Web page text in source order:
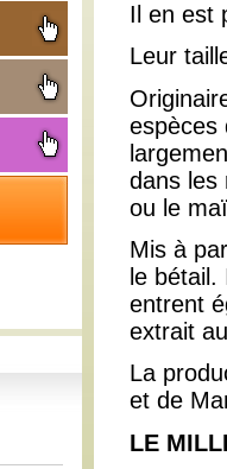
Il en est
Leur
espèces
dans les
ou le
Mis à
le
entrent
extrait
La
et de
LE